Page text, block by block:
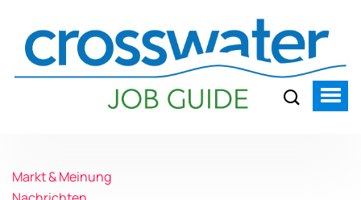
Markt & Meinung